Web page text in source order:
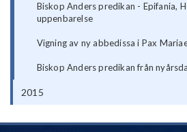
Biskop Anders predikan - Epifania,
uppenbarelse
Vigning av ny abbedissa i Pax
Biskop Anders predikan från
2015